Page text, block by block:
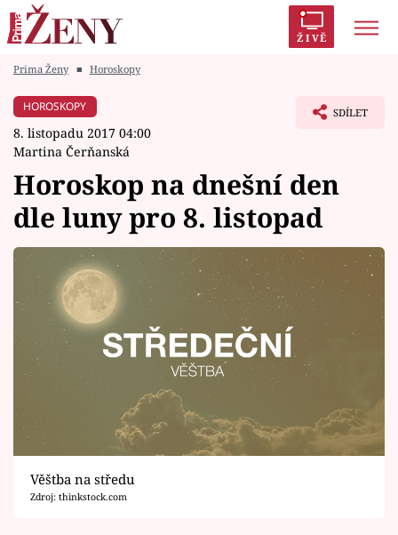
ŽIVĚ
Módní alarm
Témata
Celebrity
Vztahy
Seriály
Horoskopy
Sledujte prima+
Filmový festival Karlovy Vary
Prima Ženy ■ Horoskopy
HOROSKOPY
8. listopadu 2017 04:00
Martina Čerňanská
SDÍLET
Horoskop na dnešní den
dle luny pro 8. listopad
Věštba na středu
Zdroj: thinkstock.com